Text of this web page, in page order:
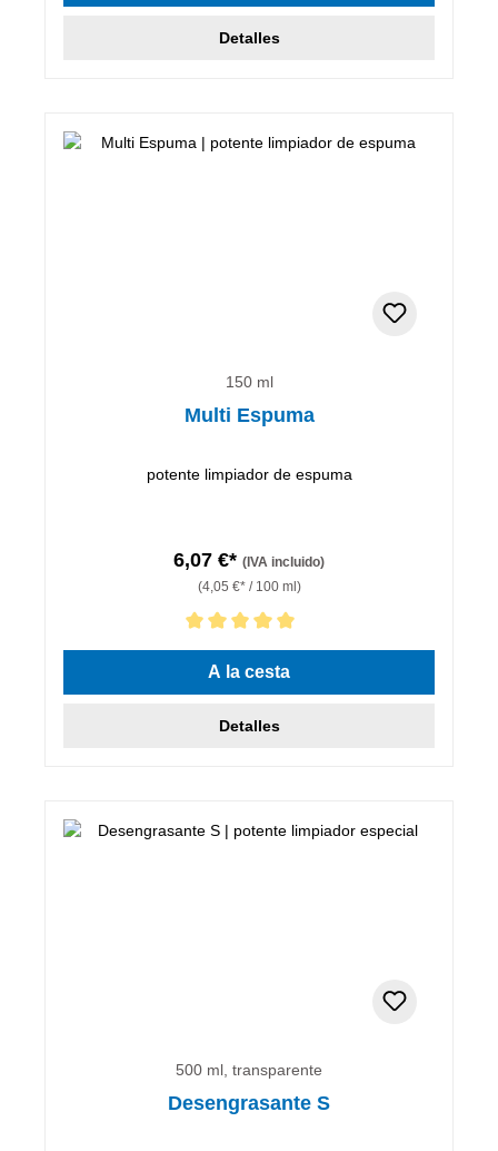
Detalles
150 ml
Multi Espuma
potente limpiador de espuma
6,07 €* (IVA incluido)
(4,05 €* / 100 ml)
Calificación promedio de 5 de 5 estrellas
A la cesta
Detalles
500 ml, transparente
Desengrasante S